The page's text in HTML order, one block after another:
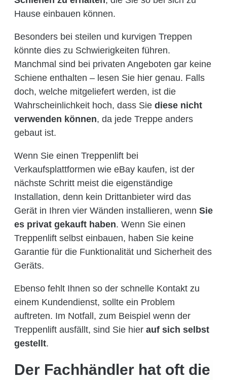
Hause einbauen können.
Besonders bei steilen und kurvigen Treppen
könnte dies zu Schwierigkeiten führen.
Manchmal sind bei privaten Angeboten gar keine
Schiene enthalten – lesen Sie hier genau. Falls
doch, welche mitgeliefert werden, ist die
Wahrscheinlichkeit hoch, dass Sie diese nicht
verwenden können, da jede Treppe anders
gebaut ist.
Wenn Sie einen Treppenlift bei
Verkaufsplattformen wie eBay kaufen, ist der
nächste Schritt meist die eigenständige
Installation, denn kein Drittanbieter wird das
Gerät in Ihren vier Wänden installieren, wenn Sie
es privat gekauft haben. Wenn Sie einen
Treppenlift selbst einbauen, haben Sie keine
Garantie für die Funktionalität und Sicherheit des
Geräts.
Ebenso fehlt Ihnen so der schnelle Kontakt zu
einem Kundendienst, sollte ein Problem
auftreten. Im Notfall, zum Beispiel wenn der
Treppenlift ausfällt, sind Sie hier auf sich selbst
gestellt.
Der Fachhändler hat oft die